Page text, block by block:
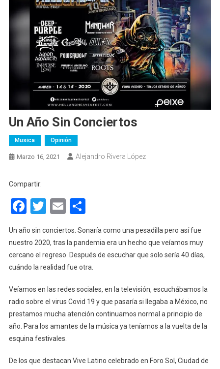
Un Año Sin Conciertos
Musica Opinión
Marzo 16, 2021 Alejandro Rivera López
Compartir:
Facebook
Twitter
Email
Un año sin conciertos. Sonaría como una pesadilla pero así fue
nuestro 2020, tras la pandemia era un hecho que veíamos muy
cercano el regreso. Después de escuchar que solo sería 40 días,
cuándo la realidad fue otra.
Veíamos en las redes sociales, en la televisión, escuchábamos la
radio sobre el virus Covid 19 y que pasaría si llegaba a México, no
prestamos mucha atención continuamos normal a principio de
año. Para los amantes de la música ya teníamos a la vuelta de la
esquina festivales.
De los que destacan Vive Latino celebrado en Foro Sol, Ciudad de